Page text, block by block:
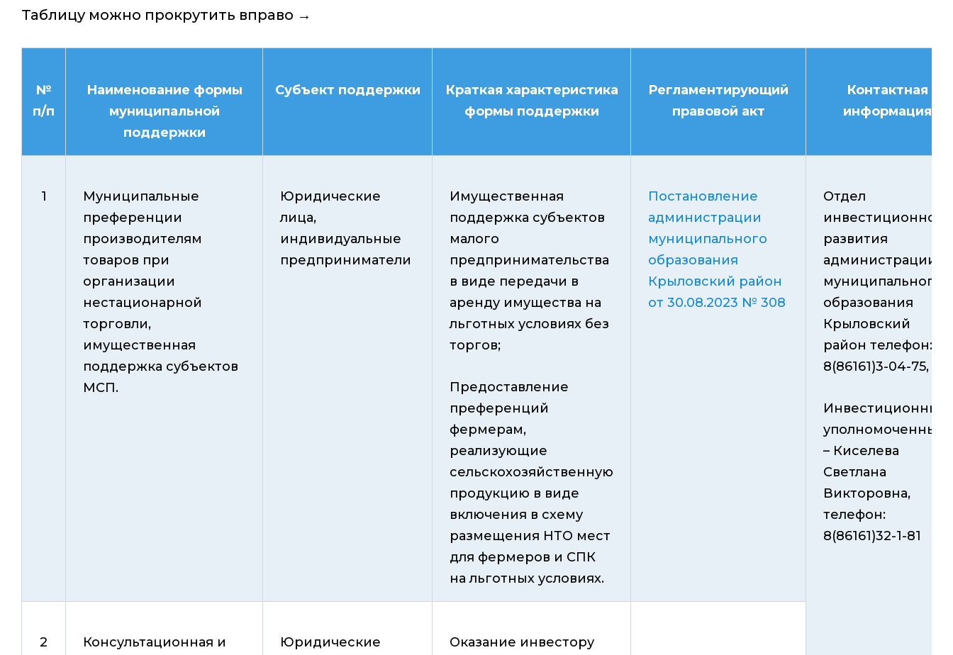
Таблицу можно прокрутить вправо →
№
п/п
Наименование формы
муниципальной
поддержки
Субъект поддержки
Краткая характеристика
формы поддержки
Регламентирующий
правовой акт
Контактная
информация
1
Муниципальные
преференции
производителям
товаров при
организации
нестационарной
торговли,
имущественная
поддержка субъектов
МСП.
Юридические
лица,
индивидуальные
предприниматели
Имущественная
поддержка субъектов
малого
предпринимательства
в виде передачи в
аренду имущества на
льготных условиях без
торгов;
Предоставление
преференций
фермерам,
реализующие
сельскохозяйственную
продукцию в виде
включения в схему
размещения НТО мест
для фермеров и СПК
на льготных условиях.
Постановление
администрации
муниципального
образования
Крыловский район
от 30.08.2023 № 308
Отдел
инвестиционного
развития
администрации
муниципального
образования
Крыловский
район телефон:
8(86161)3-04-75,
Инвестиционный
уполномоченный
– Киселева
Светлана
Викторовна,
телефон:
8(86161)32-1-81
2
Консультационная и
Юридические
Оказание инвестору